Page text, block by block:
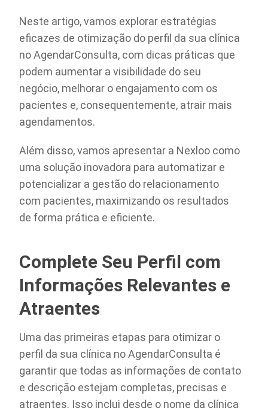
Neste artigo, vamos explorar estratégias
eficazes de otimização do perfil da sua clínica
no AgendarConsulta, com dicas práticas que
podem aumentar a visibilidade do seu
negócio, melhorar o engajamento com os
pacientes e, consequentemente, atrair mais
agendamentos.
Além disso, vamos apresentar a Nexloo como
uma solução inovadora para automatizar e
potencializar a gestão do relacionamento
com pacientes, maximizando os resultados
de forma prática e eficiente.
Complete Seu Perfil com
Informações Relevantes e
Atraentes
Uma das primeiras etapas para otimizar o
perfil da sua clínica no AgendarConsulta é
garantir que todas as informações de contato
e descrição estejam completas, precisas e
atraentes. Isso inclui desde o nome da clínica